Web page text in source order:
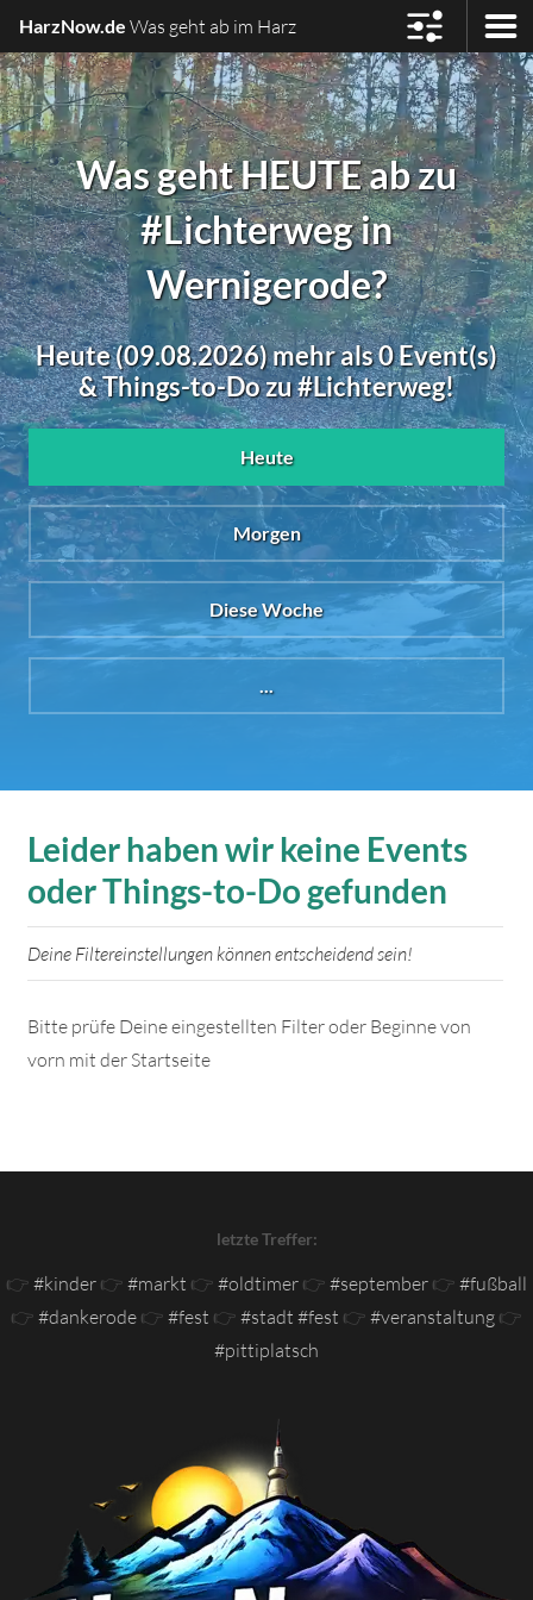
HarzNow.de Was geht ab im Harz
Was geht HEUTE ab zu
#Lichterweg in
Wernigerode?
Heute (09.08.2026) mehr als 0 Event(s)
& Things-to-Do zu #Lichterweg!
Heute
Morgen
Diese Woche
Leider haben wir keine Events
oder Things-to-Do gefunden
Deine Filtereinstellungen können entscheidend sein!
Bitte prüfe Deine eingestellten Filter oder Beginne von
vorn mit der Startseite
letzte Treffer:
👉 #kinder 👉 #markt 👉 #oldtimer 👉 #september 👉 #fußball
👉 #dankerode 👉 #fest 👉 #stadt #fest 👉 #veranstaltung 👉
#pittiplatsch